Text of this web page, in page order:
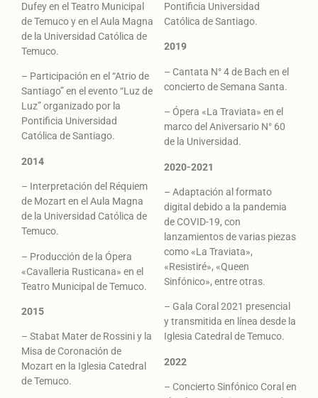
Dufey en el Teatro Municipal
de Temuco y en el Aula Magna
de la Universidad Católica de
Temuco.
– Participación en el “Atrio de
Santiago” en el evento “Luz de
Luz” organizado por la
Pontificia Universidad
Católica de Santiago.
2014
– Interpretación del Réquiem
de Mozart en el Aula Magna
de la Universidad Católica de
Temuco.
– Producción de la Ópera
«Cavalleria Rusticana» en el
Teatro Municipal de Temuco.
2015
– Stabat Mater de Rossini y la
Misa de Coronación de
Mozart en la Iglesia Catedral
de Temuco.
Pontificia Universidad
Católica de Santiago.
2019
– Cantata N° 4 de Bach en el
concierto de Semana Santa.
– Ópera «La Traviata» en el
marco del Aniversario N° 60
de la Universidad.
2020-2021
– Adaptación al formato
digital debido a la pandemia
de COVID-19, con
lanzamientos de varias piezas
como «La Traviata»,
«Resistiré», «Queen
Sinfónico», entre otras.
– Gala Coral 2021 presencial
y transmitida en línea desde la
Iglesia Catedral de Temuco.
2022
– Concierto Sinfónico Coral en